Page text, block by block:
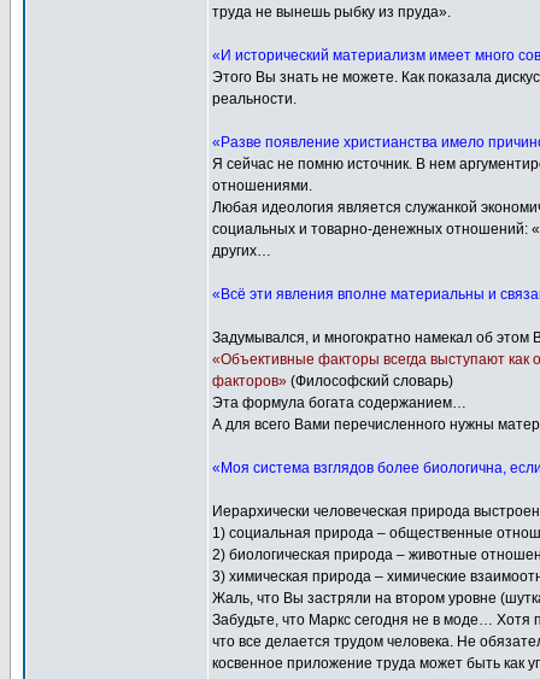
труда не вынешь рыбку из пруда».
«И исторический материализм имеет много
Этого Вы знать не можете. Как показала
реальности.
«Разве появление христианства имело
Я сейчас не помню источник. В нем
отношениями.
Любая идеология является служанкой
социальных и товарно-денежных отношений:
других…
«Всё эти явления вполне материальны и
Задумывался, и многократно намекал об этом
«Объективные факторы всегда выступают как
факторов» (Философский словарь)
Эта формула богата содержанием…
А для всего Вами перечисленного нужны
«Моя система взглядов более биологична,
Иерархически человеческая природа
1) социальная природа – общественные
2) биологическая природа – животные
3) химическая природа – химические
Жаль, что Вы застряли на втором уровне
Забудьте, что Маркс сегодня не в моде… Хотя
что все делается трудом человека. Не
косвенное приложение труда может быть как